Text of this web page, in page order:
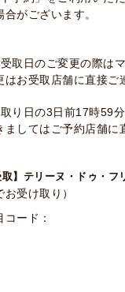
合がございます。
取日のご変更の際は
はお受取店舗に直接ご
り日の3日前17時59
ましてはご予約店舗に
取】テリーヌ・ドゥ・
お受け取り）
ード：